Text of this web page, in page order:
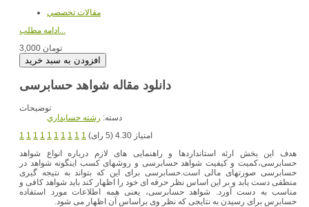
مقالات تخصصي
ادامه مطلب...
3,000 تومان
دانلود مقاله شواهد حسابرسی
توضیحات
دسته: رشته حسابداري
1 1 1 1 1 1 1 1 1 1
امتیاز 4.30 (5 رای)
هدف این بخش ارئه استانداردها و راهنمایی های لازم درباره انواع شواهد
حسابرسی،کمیت و کیفیت شواهد حسابرسی و روشهای کسب اینگونه شواهد در
حسابرسی صورتهای مالی است.حسابرسی برای این که بتواند به نتیجه گیری
منطقی دست یابد و بر این اساس نظر حرفه ای خود را اظهار کند باید شواهد کافی و
مناسب به دست آورد. شواهد حسابرسی، یعنی همه اطلاعات مورد استفاده
حسابرس برای رسیدن به نتایجی که نظر وی براساس آن اظهار می شود.